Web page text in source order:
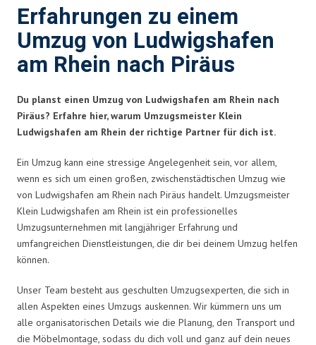
Erfahrungen zu einem
Umzug von Ludwigshafen
am Rhein nach Piräus
Du planst einen Umzug von Ludwigshafen am Rhein nach
Piräus? Erfahre hier, warum Umzugsmeister Klein
Ludwigshafen am Rhein der richtige Partner für dich ist.
Ein Umzug kann eine stressige Angelegenheit sein, vor allem,
wenn es sich um einen großen, zwischenstädtischen Umzug wie
von Ludwigshafen am Rhein nach Piräus handelt. Umzugsmeister
Klein Ludwigshafen am Rhein ist ein professionelles
Umzugsunternehmen mit langjähriger Erfahrung und
umfangreichen Dienstleistungen, die dir bei deinem Umzug helfen
können.
Unser Team besteht aus geschulten Umzugsexperten, die sich in
allen Aspekten eines Umzugs auskennen. Wir kümmern uns um
alle organisatorischen Details wie die Planung, den Transport und
die Möbelmontage, sodass du dich voll und ganz auf dein neues